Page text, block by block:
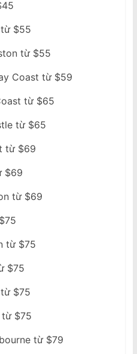
$55
từ $55
Coast từ $59
từ $65
từ $65
từ $69
$69
từ $69
từ $75
$75
$75
từ $75
từ $79